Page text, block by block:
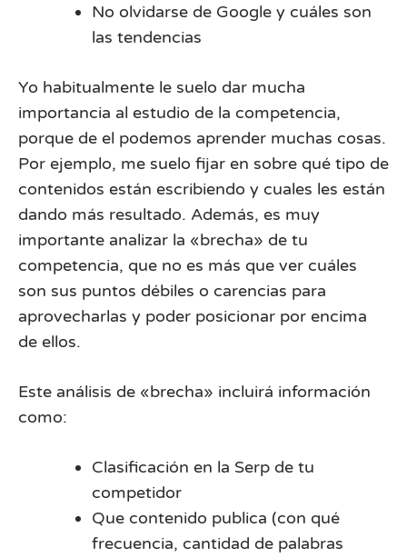
No olvidarse de Google y cuáles son
las tendencias
Yo habitualmente le suelo dar mucha
importancia al estudio de la competencia,
porque de el podemos aprender muchas cosas.
Por ejemplo, me suelo fijar en sobre qué tipo de
contenidos están escribiendo y cuales les están
dando más resultado. Además, es muy
importante analizar la «brecha» de tu
competencia, que no es más que ver cuáles
son sus puntos débiles o carencias para
aprovecharlas y poder posicionar por encima
de ellos.
Este análisis de «brecha» incluirá información
como:
Clasificación en la Serp de tu
competidor
Que contenido publica (con qué
frecuencia, cantidad de palabras